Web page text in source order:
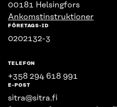
00181 Helsingfors
Ankomstinstruktioner
FÖRETAGS-ID
0202132-3
TELEFON
+358 294 618 991
E-POST
sitra@sitra.fi